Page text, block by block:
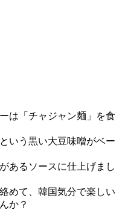
は「チャジャン麺」を食
いう黒い大豆味噌がベー
あるソースに仕上げまし
めて、韓国気分で楽しい
か？